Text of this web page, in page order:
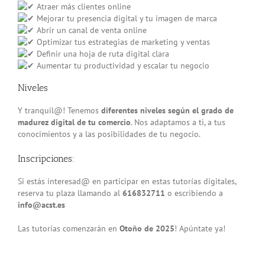
Atraer más clientes online
Mejorar tu presencia digital y tu imagen de marca
Abrir un canal de venta online
Optimizar tus estrategias de marketing y ventas
Definir una hoja de ruta digital clara
Aumentar tu productividad y escalar tu negocio
Niveles
Y tranquil@! Tenemos diferentes niveles según el grado de
madurez digital de tu comercio. Nos adaptamos a ti, a tus
conocimientos y a las posibilidades de tu negocio.
Inscripciones:
Si estás interesad@ en participar en estas tutorías digitales,
reserva tu plaza llamando al 616832711 o escribiendo a
info@acst.es
Las tutorías comenzarán en Otoño de 2025! Apúntate ya!